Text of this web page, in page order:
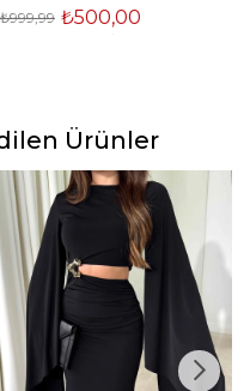
₺500,00
₺999,99
Ürünler